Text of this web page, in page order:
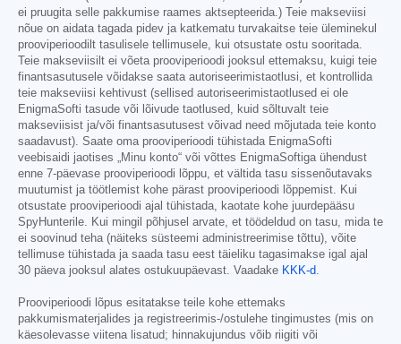
ei pruugita selle pakkumise raames aktsepteerida.) Teie makseviisi
nõue on aidata tagada pidev ja katkematu turvakaitse teie üleminekul
prooviperioodilt tasulisele tellimusele, kui otsustate ostu sooritada.
Teie makseviisilt ei võeta prooviperioodi jooksul ettemaksu, kuigi teie
finantsasutusele võidakse saata autoriseerimistaotlusi, et kontrollida
teie makseviisi kehtivust (sellised autoriseerimistaotlused ei ole
EnigmaSofti tasude või lõivude taotlused, kuid sõltuvalt teie
makseviisist ja/või finantsasutusest võivad need mõjutada teie konto
saadavust). Saate oma prooviperioodi tühistada EnigmaSofti
veebisaidi jaotises „Minu konto“ või võttes EnigmaSoftiga ühendust
enne 7-päevase prooviperioodi lõppu, et vältida tasu sissenõutavaks
muutumist ja töötlemist kohe pärast prooviperioodi lõppemist. Kui
otsustate prooviperioodi ajal tühistada, kaotate kohe juurdepääsu
SpyHunterile. Kui mingil põhjusel arvate, et töödeldud on tasu, mida te
ei soovinud teha (näiteks süsteemi administreerimise tõttu), võite
tellimuse tühistada ja saada tasu eest täieliku tagasimakse igal ajal
30 päeva jooksul alates ostukuupäevast. Vaadake KKK-d.
Prooviperioodi lõpus esitatakse teile kohe ettemaks
pakkumismaterjalides ja registreerimis-/ostulehe tingimustes (mis on
käesolevasse viitena lisatud; hinnakujundus võib riigiti või